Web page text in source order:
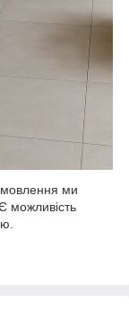
ми
можливість